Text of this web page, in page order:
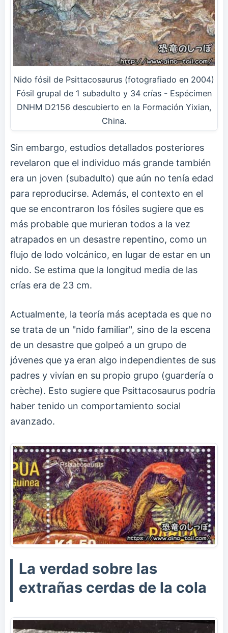
Nido fósil de Psittacosaurus (fotografiado en 2004)
Fósil grupal de 1 subadulto y 34 crías - Espécimen
DNHM D2156 descubierto en la Formación Yixian,
China.
Sin embargo, estudios detallados posteriores
revelaron que el individuo más grande también
era un joven (subadulto) que aún no tenía edad
para reproducirse. Además, el contexto en el
que se encontraron los fósiles sugiere que es
más probable que murieran todos a la vez
atrapados en un desastre repentino, como un
flujo de lodo volcánico, en lugar de estar en un
nido. Se estima que la longitud media de las
crías era de 23 cm.
Actualmente, la teoría más aceptada es que no
se trata de un "nido familiar", sino de la escena
de un desastre que golpeó a un grupo de
jóvenes que ya eran algo independientes de sus
padres y vivían en su propio grupo (guardería o
crèche). Esto sugiere que Psittacosaurus podría
haber tenido un comportamiento social
avanzado.
La verdad sobre las
extrañas cerdas de la cola